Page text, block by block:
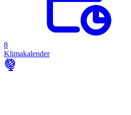
8
Klimakalender